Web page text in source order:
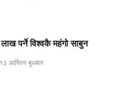
पर्ने विश्वकै महंगो साबुन
आश्विन बुधबार